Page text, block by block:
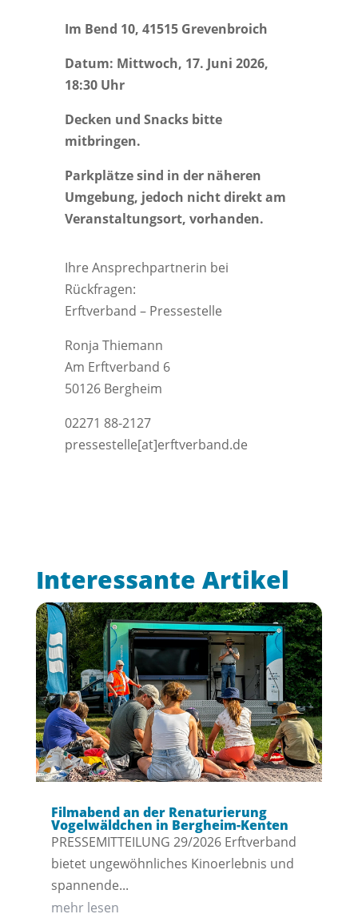
Im Bend 10, 41515 Grevenbroich
Datum: Mittwoch, 17. Juni 2026,
18:30 Uhr
Decken und Snacks bitte
mitbringen.
Parkplätze sind in der näheren
Umgebung, jedoch nicht direkt am
Veranstaltungsort, vorhanden.
Ihre Ansprechpartnerin bei
Rückfragen:
Erftverband – Pressestelle
Ronja Thiemann
Am Erftverband 6
50126 Bergheim
02271 88-2127
pressestelle[at]erftverband.de
Interessante Artikel
Filmabend an der Renaturierung
Vogelwäldchen in Bergheim-Kenten
PRESSEMITTEILUNG 29/2026 Erftverband
bietet ungewöhnliches Kinoerlebnis und
spannende...
mehr lesen